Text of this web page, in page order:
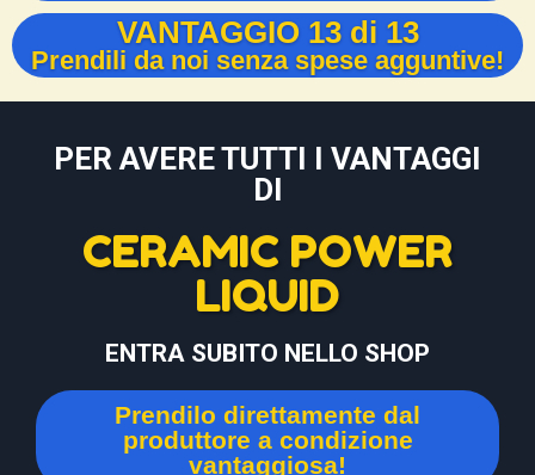
VANTAGGIO 13 di 13
Prendili da noi senza spese agguntive!
PER AVERE TUTTI I VANTAGGI
DI
CERAMIC POWER
LIQUID
ENTRA SUBITO NELLO SHOP
Prendilo direttamente dal
produttore a condizione
vantaggiosa!